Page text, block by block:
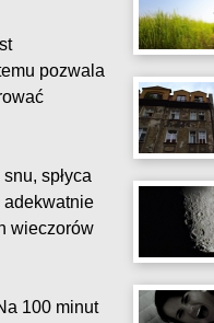
pozwala
spłyca
adekwatnie
wieczorów
100 minut